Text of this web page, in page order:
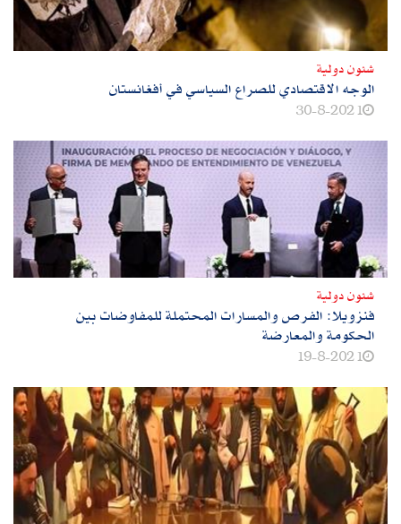
شئون دولية
الوجه الاقتصادي للصراع السياسي في أفغانستان
30-8-2021
شئون دولية
فنزويلا: الفرص والمسارات المحتملة للمفاوضات بين
الحكومة والمعارضة
19-8-2021